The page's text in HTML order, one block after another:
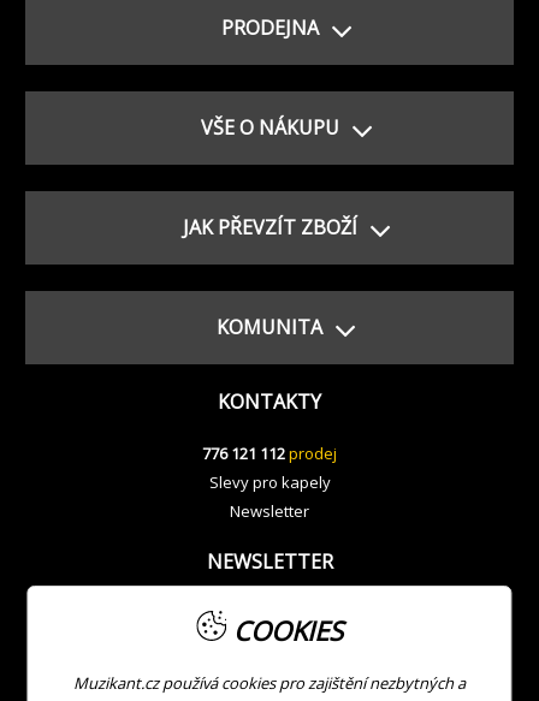
PRODEJNA
VŠE O NÁKUPU
JAK PŘEVZÍT ZBOŽÍ
KOMUNITA
KONTAKTY
776 121 112prodej
Slevy pro kapely
Newsletter
NEWSLETTER
COOKIES
Muzikant.cz používá cookies pro zajištění nezbytných a